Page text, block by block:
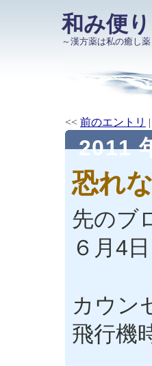
和み便り
～漢方薬は私の癒し
<< 前のエントリ |
2011
恐れ
先のブ
６月4
カウン
飛行機